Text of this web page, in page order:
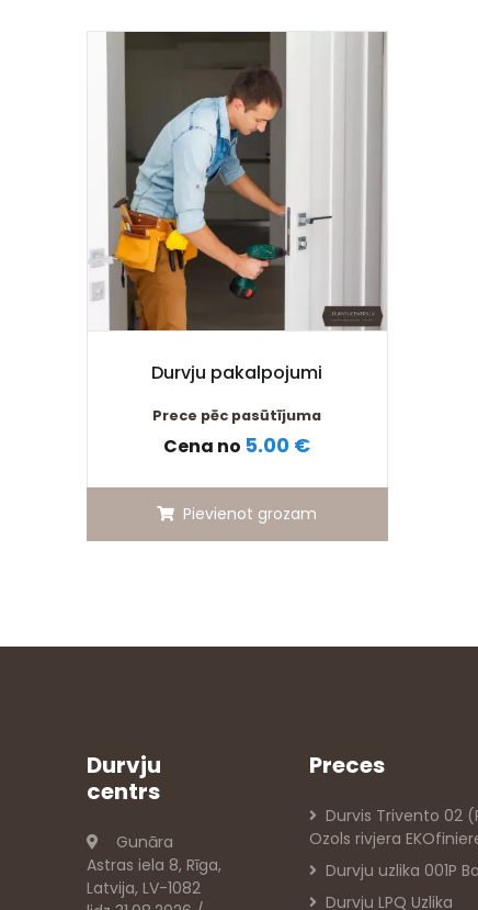
Durvju pakalpojumi
Prece pēc pasūtījuma
Cena no 5.00 €
Pievienot grozam
Durvju
centrs
Gunāra
Astras iela 8, Rīga,
Latvija, LV-1082
Preces
Durvis Trivento 02
Ozols rivjera
Durvju uzlika 001P
Durvju LPQ Uzlika